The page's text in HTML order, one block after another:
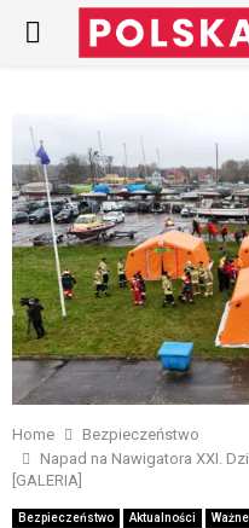
PRIMARY
Home
Bezpieczeństwo
Napad na Nawigatora XXI.
[GALERIA]
Bezpieczeństwo Aktualności Ważne